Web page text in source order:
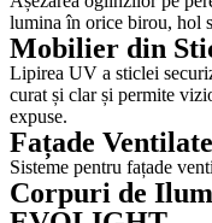
lumina în orice birou, hol
Mobilier din
Lipirea UV a sticlei
curat și clar și permite
expuse.
Fațade
Sisteme pentru fațade
Corpuri de